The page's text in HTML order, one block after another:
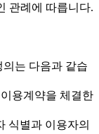
관례에 따릅니다.
는 다음과 같습
용계약을 체결한
식별과 이용자의